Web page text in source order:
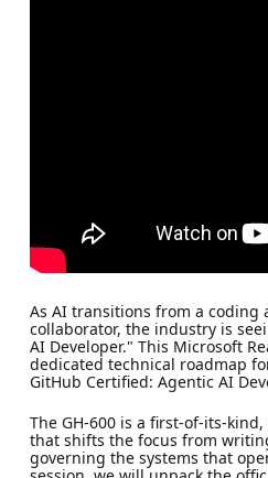
As AI transitions from a coding
collaborator, the industry is
AI Developer." This Microsoft
dedicated technical roadmap
GitHub Certified: Agentic AI
The GH-600 is a first-of-its-
that shifts the focus from
governing the systems that